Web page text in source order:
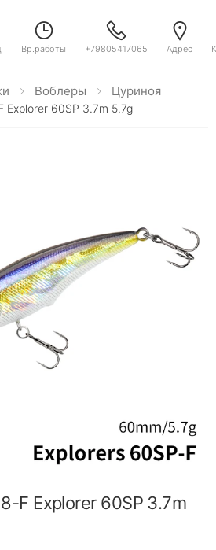
Вр.работы +79805417065 Адрес
Воблеры Цуриноя
Explorer 60SP 3.7m 5.7g
F Explorer 60SP 3.7m